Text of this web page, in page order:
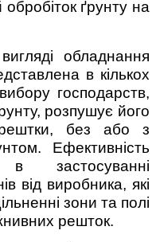
обробіток ґрунту на
обладнання
в кількох
господарств,
розпушує його
без або з
Ефективність
застосуванні
від виробника, які
зони та полі
решток.